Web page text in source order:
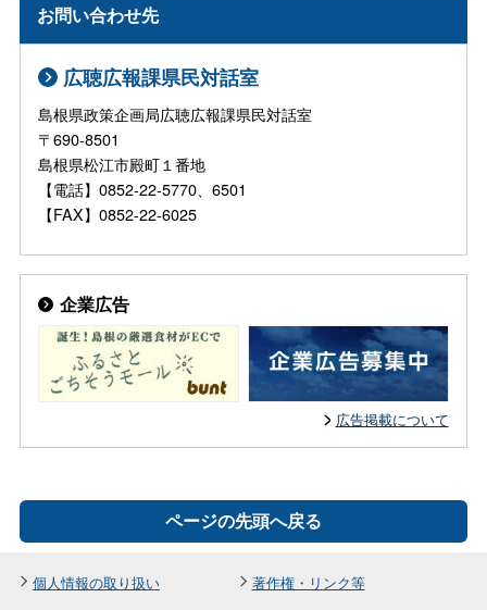
お問い合わせ先
広聴広報課県民対話室
島根県政策企画局広聴広報課県民対話室
〒690-8501
島根県松江市殿町１番地
【電話】0852-22-5770、6501
【FAX】0852-22-6025
企業広告
広告掲載について
ページの先頭へ戻る
個人情報の取り扱い 著作権・リンク等